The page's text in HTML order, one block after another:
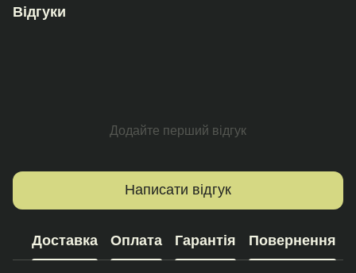
Відгуки
Додайте перший відгук
Написати відгук
Доставка Оплата Гарантія Повернення